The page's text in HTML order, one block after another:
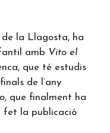
de la Llagosta, ha
amb Vito el
que té estudis
de l’any
que finalment ha
fet la publicació